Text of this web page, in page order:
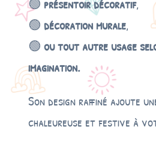
🟢 présentoir décoratif,
🟢 décoration murale,
🟢 ou tout autre usage
imagination.
Son design raffiné ajoute
chaleureuse et festive à